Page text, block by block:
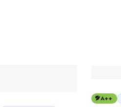
A++